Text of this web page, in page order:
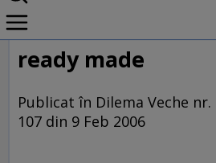
Home
EDITORIALE ȘI OPINII
PE CE LUME TRĂIM
ready made
Publicat în Dilema Veche nr.
107 din 9 Feb 2006